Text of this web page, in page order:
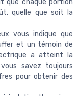
que chaque portion
quelle que soit la
vous indique que
et un témoin de
a atteint la
savez toujours
pour obtenir des